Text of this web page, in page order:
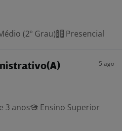
(2º Grau) Presencial
5 ago
3 anos
Ensino Superior